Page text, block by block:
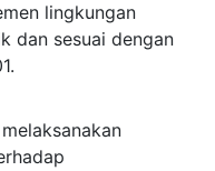
lingkungan
dan sesuai dengan